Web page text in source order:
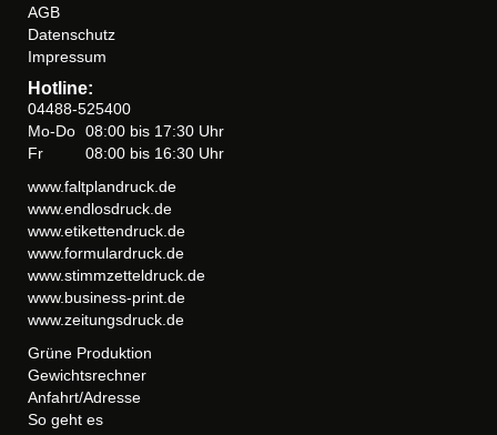
AGB
Datenschutz
Impressum
Hotline:
04488-525400
Mo-Do 08:00 bis 17:30 Uhr
Fr
08:00 bis 16:30 Uhr
www.faltplandruck.de
www.endlosdruck.de
www.etikettendruck.de
www.formulardruck.de
www.stimmzetteldruck.de
www.business-print.de
www.zeitungsdruck.de
Grüne Produktion
Gewichtsrechner
Anfahrt/Adresse
So geht es